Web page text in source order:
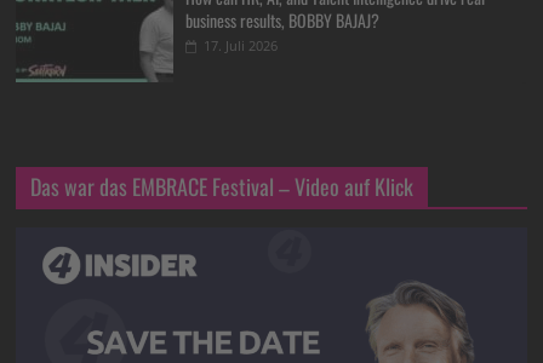
business results, BOBBY BAJAJ?
17. Juli 2026
Das war das EMBRACE Festival – Video auf Klick